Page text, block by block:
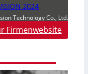
2024
Technology Co., Ltd.
Firmenwebsite